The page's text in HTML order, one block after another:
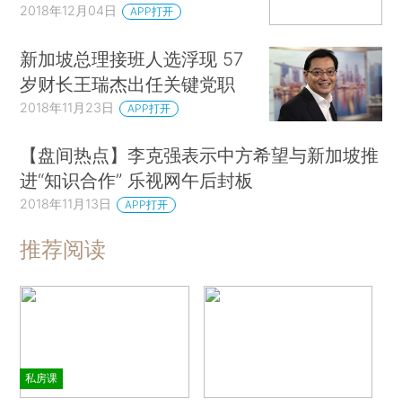
2018年12月04日 APP打开
新加坡总理接班人选浮现 57
岁财长王瑞杰出任关键党职
2018年11月23日 APP打开
【盘间热点】李克强表示中方希望与新加坡推
进“知识合作” 乐视网午后封板
2018年11月13日 APP打开
推荐阅读
私房课